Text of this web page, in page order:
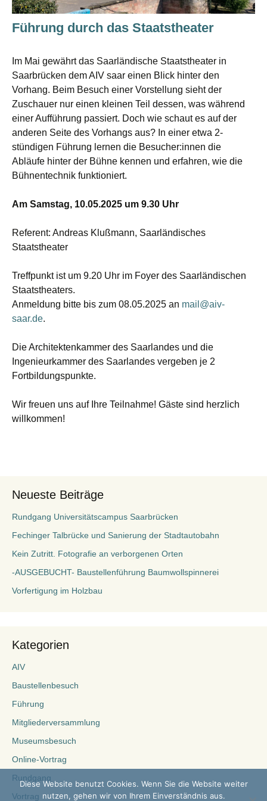
Führung durch das Staatstheater
Im Mai gewährt das Saarländische Staatstheater in
Saarbrücken dem AIV saar einen Blick hinter den
Vorhang. Beim Besuch einer Vorstellung sieht der
Zuschauer nur einen kleinen Teil dessen, was während
einer Aufführung passiert. Doch wie schaut es auf der
anderen Seite des Vorhangs aus? In einer etwa 2-
stündigen Führung lernen die Besucher:innen die
Abläufe hinter der Bühne kennen und erfahren, wie die
Bühnentechnik funktioniert.
Am Samstag, 10.05.2025 um 9.30 Uhr
Referent: Andreas Klußmann, Saarländisches
Staatstheater
Treffpunkt ist um 9.20 Uhr im Foyer des Saarländischen
Staatstheaters.
Anmeldung bitte bis zum 08.05.2025 an mail@aiv-
saar.de.
Die Architektenkammer des Saarlandes und die
Ingenieurkammer des Saarlandes vergeben je 2
Fortbildungspunkte.
Wir freuen uns auf Ihre Teilnahme! Gäste sind herzlich
willkommen!
Neueste Beiträge
Rundgang Universitätscampus Saarbrücken
Fechinger Talbrücke und Sanierung der Stadtautobahn
Kein Zutritt. Fotografie an verborgenen Orten
-AUSGEBUCHT- Baustellenführung Baumwollspinnerei
Vorfertigung im Holzbau
Kategorien
AIV
Baustellenbesuch
Führung
Mitgliederversammlung
Museumsbesuch
Online-Vortrag
Rundgang
Vortrag
Diese Website benutzt Cookies. Wenn Sie die Website weiter
nutzen, gehen wir von Ihrem Einverständnis aus.